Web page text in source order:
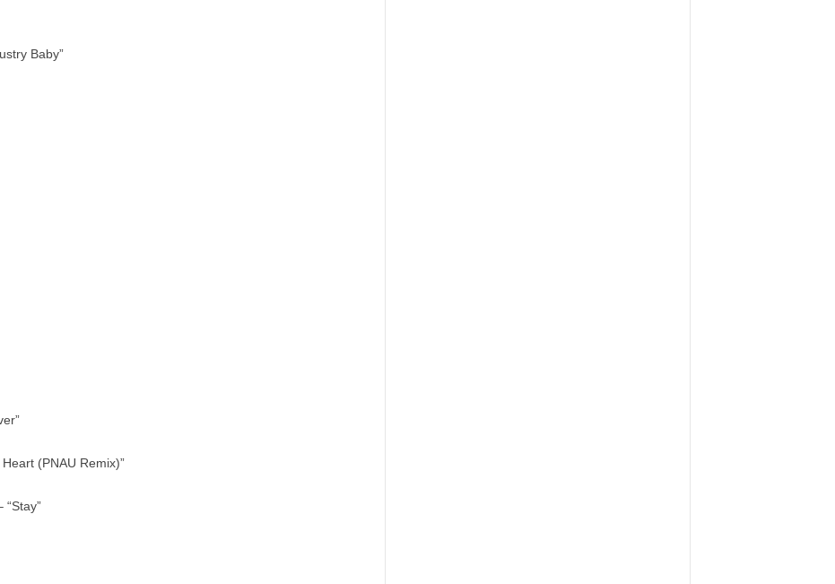
Baby”
(PNAU Remix)”